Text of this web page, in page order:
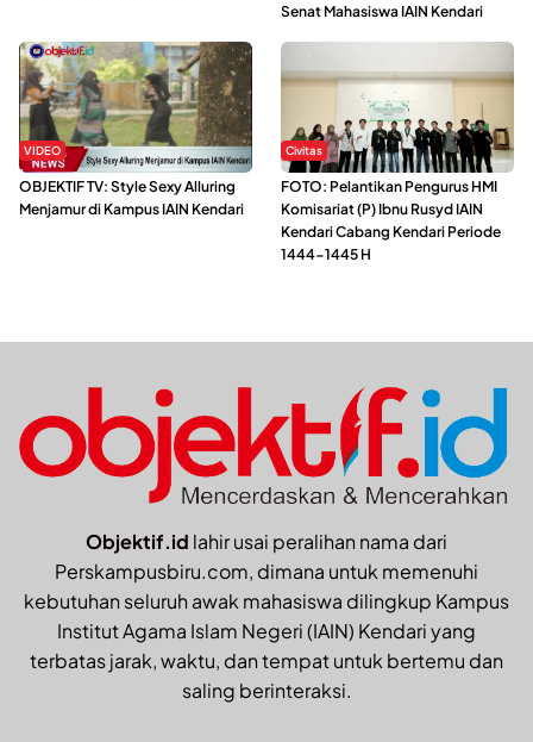
Senat Mahasiswa IAIN Kendari
VIDEO
OBJEKTIF TV: Style Sexy Alluring
Menjamur di Kampus IAIN Kendari
Civitas
FOTO: Pelantikan Pengurus HMI
Komisariat (P) Ibnu Rusyd IAIN
Kendari Cabang Kendari Periode
1444-1445 H
Objektif.id lahir usai peralihan nama dari
Perskampusbiru.com, dimana untuk memenuhi
kebutuhan seluruh awak mahasiswa dilingkup Kampus
Institut Agama Islam Negeri (IAIN) Kendari yang
terbatas jarak, waktu, dan tempat untuk bertemu dan
saling berinteraksi.